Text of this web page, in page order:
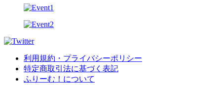
利用規約・プライバシーポリシー
特定商取引法に基づく表記
ふりーむ！について